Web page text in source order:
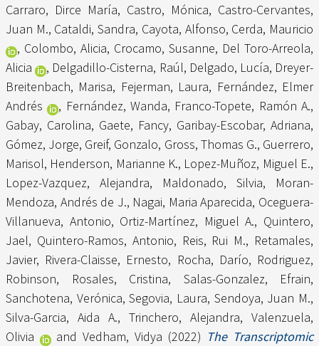
Carraro, Dirce María, Castro, Mónica, Castro-Cervantes,
Juan M., Cataldi, Sandra, Cayota, Alfonso, Cerda, Mauricio
, Colombo, Alicia, Crocamo, Susanne, Del Toro-Arreola,
Alicia
, Delgadillo-Cisterna, Raúl, Delgado, Lucía, Dreyer-
Breitenbach, Marisa, Fejerman, Laura, Fernández, Elmer
Andrés
, Fernández, Wanda, Franco-Topete, Ramón A.,
Gabay, Carolina, Gaete, Fancy, Garibay-Escobar, Adriana,
Gómez, Jorge, Greif, Gonzalo, Gross, Thomas G., Guerrero,
Marisol, Henderson, Marianne K., Lopez-Muñoz, Miguel E.,
Lopez-Vazquez, Alejandra, Maldonado, Silvia, Moran-
Mendoza, Andrés de J., Nagai, Maria Aparecida, Oceguera-
Villanueva, Antonio, Ortiz-Martínez, Miguel A., Quintero,
Jael, Quintero-Ramos, Antonio, Reis, Rui M., Retamales,
Javier, Rivera-Claisse, Ernesto, Rocha, Darío, Rodriguez,
Robinson, Rosales, Cristina, Salas-Gonzalez, Efrain,
Sanchotena, Verónica,Segovia, Laura, Sendoya, Juan M.,
Silva-Garcia, Aida A., Trinchero, Alejandra, Valenzuela,
Olivia
andVedham, Vidya (2022) The Transcriptomic